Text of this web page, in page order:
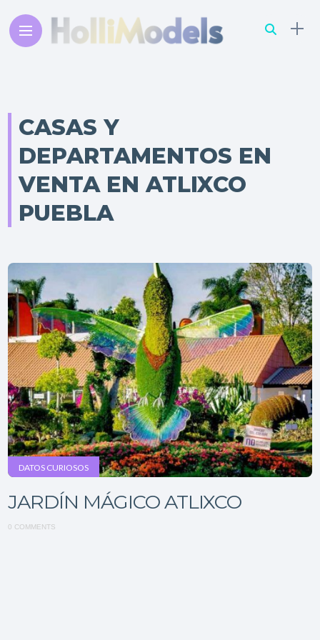
CASAS Y
DEPARTAMENTOS EN
VENTA EN ATLIXCO
PUEBLA
DATOS CURIOSOS
JARDÍN MÁGICO ATLIXCO
0 COMMENTS